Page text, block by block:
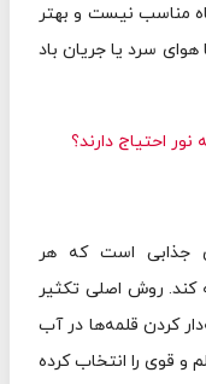
برای این گیاه مناسب نیست و بهتر
سرد یا جریان باد
احتیاج دارند؟
جذابی است که هر
کند. روش اصلی تکثیر
کردن قلمه‌ها در آب
و قوی را انتخاب کرده